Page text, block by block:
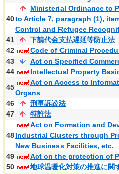
40
Ministerial Ordinance to
to Article 7, paragraph (1),
Control and Refugee
41
下請代金支払遅延等防止法
42
Code of Criminal
43
Act on Specified
44
Intellectual Property
45
Act on Access to
Organs
46
刑事訴訟法
47
特許法
48
Act on Formation and
Industrial Clusters through
New Business Facilities, etc.
49
Act on the protection of
50
地球温暖化対策の推進に関